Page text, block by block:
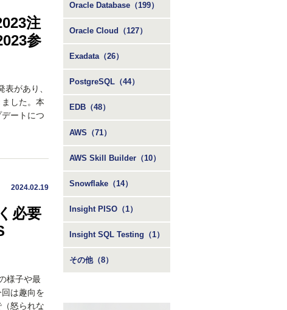
注
参
があり、
した。本
ートにつ
2024.02.19
必要
様子や最
は趣向を
怒られな
Oracle Database（199）
Oracle Cloud（127）
Exadata（26）
PostgreSQL（44）
EDB（48）
AWS（71）
AWS Skill Builder（10）
Snowflake（14）
Insight PISO（1）
Insight SQL Testing（1）
その他（8）